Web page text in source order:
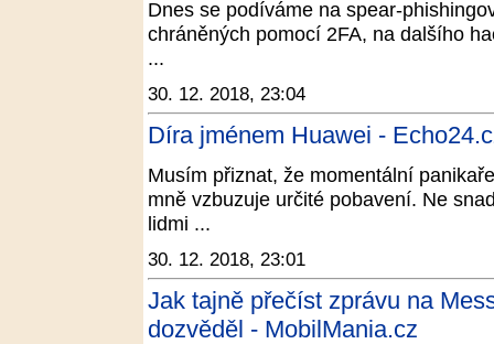
Dnes se podíváme na spear-
chráněných pomocí 2FA, na dalšího
...
30. 12. 2018, 23:04
Díra jménem Huawei -
Musím přiznat, že momentální
mně vzbuzuje určité pobavení. Ne
lidmi ...
30. 12. 2018, 23:01
Jak tajně přečíst zprávu na
dozvěděl - MobilMania.cz